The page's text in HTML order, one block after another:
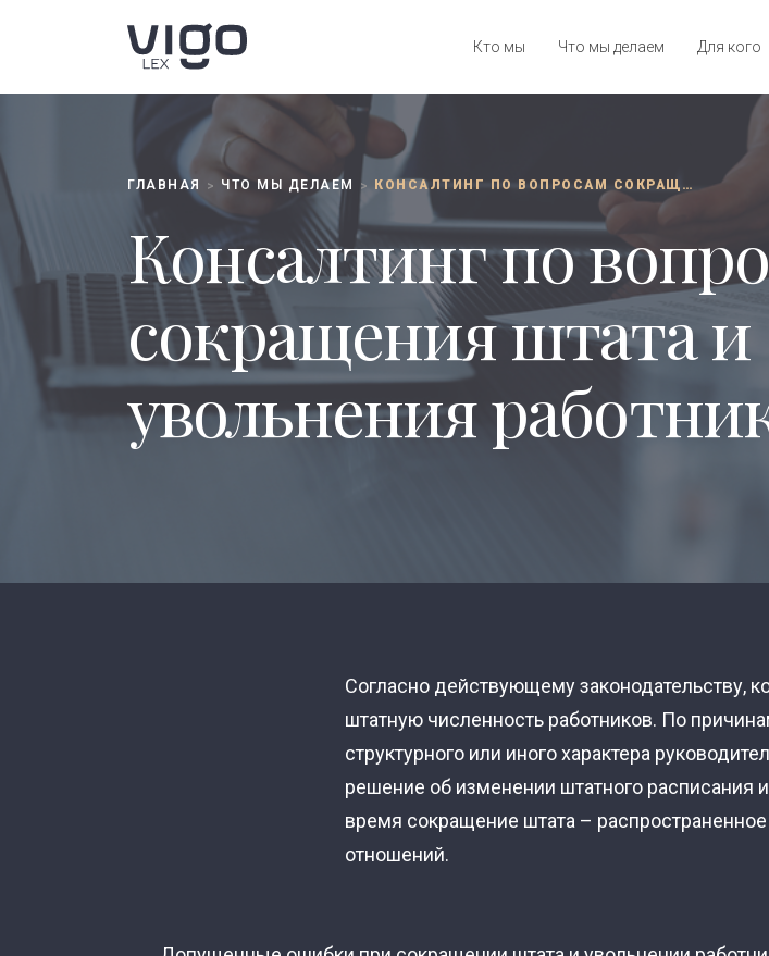
Кто мы Что мы делаем Для кого
ГЛАВНАЯ > ЧТО МЫ ДЕЛАЕМ > КОНСАЛТИНГ ПО ВОПРОСАМ СОКРАЩЕНИЯ ШТАТА И УВОЛЬНЕНИЯ РАБОТНИКОВ
Консалтинг по
сокращения штата и
увольнения
Согласно действующему законодательству,
штатную численность работников. По
структурного или иного характера
решение об изменении штатного расписания
время сокращение штата –
отношений.